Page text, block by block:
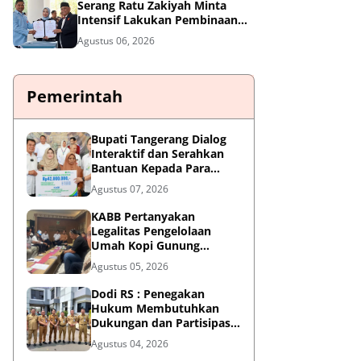
Serang Ratu Zakiyah Minta
Intensif Lakukan Pembinaan
Cabor
Agustus 06, 2026
Pemerintah
Bupati Tangerang Dialog
Interaktif dan Serahkan
Bantuan Kepada Para
Penyandang Disabilitas
Agustus 07, 2026
KABB Pertanyakan
Legalitas Pengelolaan
Umah Kopi Gunung
Karang, Desak Pemprov
Banten Buka Dokumen
Pengelolaan Aset
Agustus 05, 2026
Dodi RS : Penegakan
Hukum Membutuhkan
Dukungan dan Partisipasi
Aktif Seluruh Elemen
Masyarakat.
Agustus 04, 2026